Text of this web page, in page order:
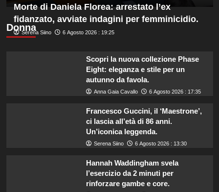
Donna
Morte di Daniela Florea: arrestato l’ex
fidanzato, avviate indagini per femminicidio.
Serena Siino 6 Agosto 2026 : 19:25
Scopri la nuova collezione Phase
Eight: eleganza e stile per un
autunno da favola.
Anna Gaia Cavallo 6 Agosto 2026 : 17:35
Francesco Guccini, il ‘Maestrone’,
ci lascia all’età di 86 anni.
Un’iconica leggenda.
Serena Siino 6 Agosto 2026 : 13:30
Hannah Waddingham svela
l’esercizio da 2 minuti per
rinforzare gambe e core.